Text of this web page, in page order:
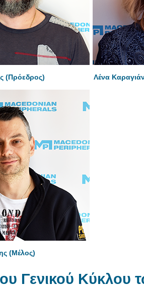
(Πρόεδρος) Λένα
(Μέλος)
Γενικού Κύκλου